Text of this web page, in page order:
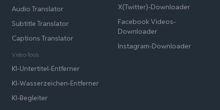
Audio Translator
Subtitle Translator
Captions Translator
Video-Tools
KI-Untertitel-Entferner
KI-Wasserzeichen-Entferner
KI-Begleiter
X(Twitter)-Downloader
Facebook Videos-
Downloader
Instagram-Downloader